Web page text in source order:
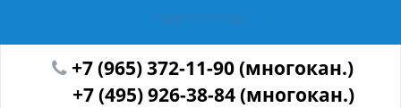
ГИДРОТЕХМАШ
+7 (965) 372-11-90 (многокан.)
+7 (495) 926-38-84 (многокан.)